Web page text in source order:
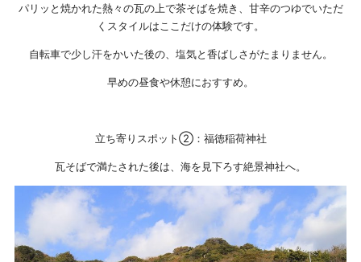
パリッと焼かれた熱々の瓦の上で茶そばを焼き、甘辛のつゆでいただ
くスタイルはここだけの体験です。
自転車で少し汗をかいた後の、塩気と香ばしさがたまりません。
早めの昼食や休憩におすすめ。
立ち寄りスポット②：福徳稲荷神社
瓦そばで満たされた後は、海を見下ろす絶景神社へ。